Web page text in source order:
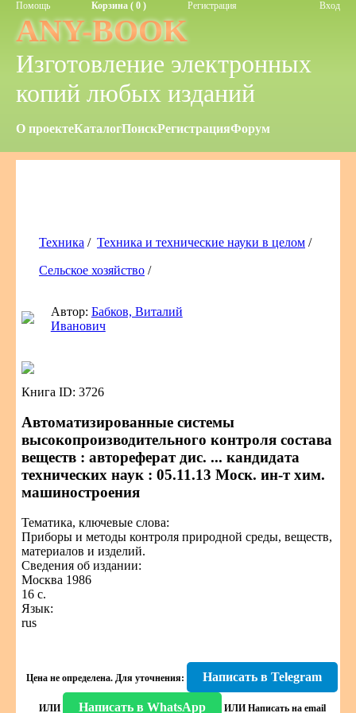
Помощь Корзина ( 0 ) Регистрация Вход
ANY-BOOK
Изготовление электронных
копий любых изданий
О проектеКаталогПоискРегистрацияФорум
Техника / Техника и технические науки в целом /
Сельское хозяйство /
Автор: Бабков, Виталий
Иванович
Книга ID: 3726
Автоматизированные системы
высокопроизводительного контроля состава
веществ : автореферат дис. ... кандидата
технических наук : 05.11.13 Моск. ин-т хим.
машиностроения
Тематика, ключевые слова:
Приборы и методы контроля природной среды, веществ,
материалов и изделий.
Сведения об издании:
Москва 1986
16 с.
Язык:
rus
Цена не определена. Для уточнения: Написать в Telegram
ИЛИ Написать в WhatsApp ИЛИ Написать на email